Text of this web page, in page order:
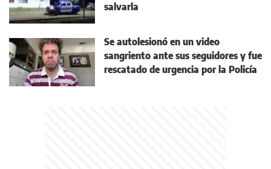
salvarla
Se autolesionó en un video
sangriento ante sus seguidores y fue
rescatado de urgencia por la Policía